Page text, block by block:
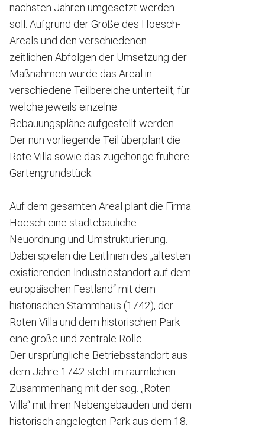
nächsten Jahren umgesetzt werden
soll. Aufgrund der Größe des Hoesch-
Areals und den verschiedenen
zeitlichen Abfolgen der Umsetzung der
Maßnahmen wurde das Areal in
verschiedene Teilbereiche unterteilt, für
welche jeweils einzelne
Bebauungspläne aufgestellt werden.
Der nun vorliegende Teil überplant die
Rote Villa sowie das zugehörige frühere
Gartengrundstück.
Auf dem gesamten Areal plant die Firma
Hoesch eine städtebauliche
Neuordnung und Umstrukturierung.
Dabei spielen die Leitlinien des „ältesten
existierenden Industriestandort auf dem
europäischen Festland“ mit dem
historischen Stammhaus (1742), der
Roten Villa und dem historischen Park
eine große und zentrale Rolle.
Der ursprüngliche Betriebsstandort aus
dem Jahre 1742 steht im räumlichen
Zusammenhang mit der sog. „Roten
Villa“ mit ihren Nebengebäuden und dem
historisch angelegten Park aus dem 18.